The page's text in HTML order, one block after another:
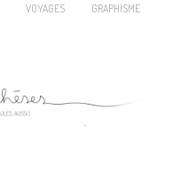
GRAPHISME
VOYAGES